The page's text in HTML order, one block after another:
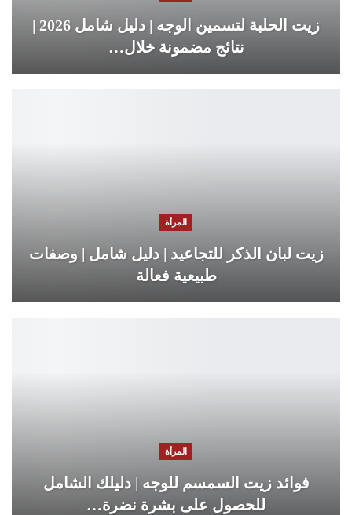
زيت الحلبة لتسمين الوجه | دليل شامل 2026 |
نتائج مضمونة خلال…
المرأة
زيت لبان الذكر للتجاعيد | دليل شامل | وصفات
طبيعية فعالة
المرأة
فوائد زيت السمسم للوجه | دليلك الشامل
للحصول على بشرة نضرة…